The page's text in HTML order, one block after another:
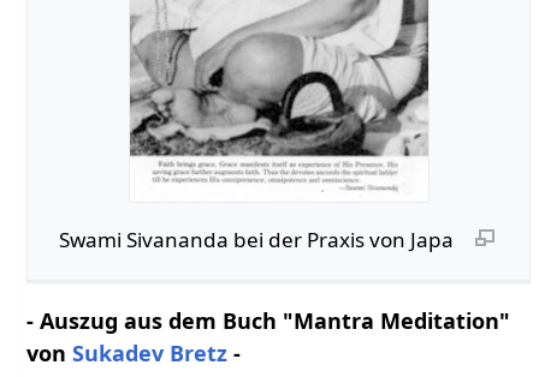
Swami Sivananda bei der Praxis von Japa
- Auszug aus dem Buch "Mantra Meditation"
vonSukadev Bretz -